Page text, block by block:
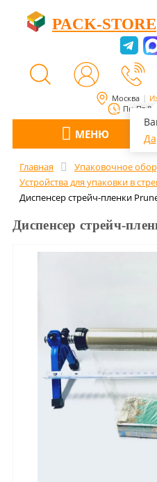
Москва
Да
Пн-Пт
PACK-STORE
МЕНЮ
Главная
Упаковочное
Устройства для упаковки в
Диспенсер стрейч-пленки
Диспенсер стрейч-